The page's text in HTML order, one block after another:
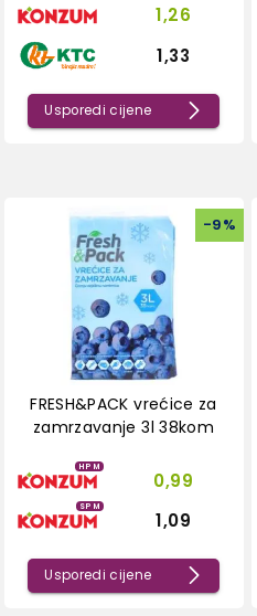
1,26
1,33
Usporedi cijene
-9%
FRESH&PACK vrećice za
zamrzavanje 3l 38kom
HPM
0,99
SPM
1,09
Usporedi cijene